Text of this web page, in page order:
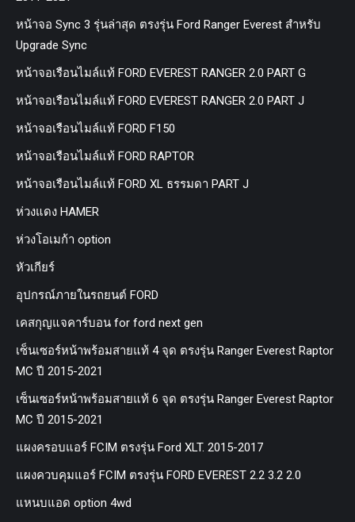
หน้าจอ Sync 3 รุ่นล่าสุด ตรงรุ่น Ford Ranger Everest สำหรับ
Upgrade Sync
หน้าจอเรือนไมล์แท้ FORD EVEREST RANGER 2.0 PART G
หน้าจอเรือนไมล์แท้ FORD EVEREST RANGER 2.0 PART J
หน้าจอเรือนไมล์แท้ FORD F150
หน้าจอเรือนไมล์แท้ FORD RAPTOR
หน้าจอเรือนไมล์แท้ FORD XL ธรรมดา PART J
ห่วงแดง HAMER
ห่วงโอเมก้า option
หัวเกียร์
อุปกรณ์ภายในรถยนต์ FORD
เคสกุญแจคาร์บอน for ford next gen
เซ็นเซอร์หน้าพร้อมสายแท้ 4 จุด ตรงรุ่น Ranger Everest Raptor
MC ปี 2015-2021
เซ็นเซอร์หน้าพร้อมสายแท้ 6 จุด ตรงรุ่น Ranger Everest Raptor
MC ปี 2015-2021
แผงครอบแอร์ FCIM ตรงรุ่น Ford XLT. 2015-2017
แผงควบคุมแอร์ FCIM ตรงรุ่น FORD EVEREST 2.2 3.2 2.0
แหนบแอด option 4wd